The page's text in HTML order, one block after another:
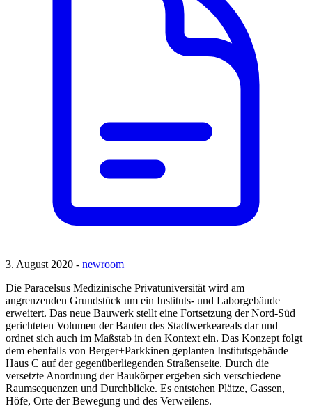
3. August 2020 - newroom
Die Paracelsus Medizinische Privatuniversität wird am
angrenzenden Grundstück um ein Instituts- und Laborgebäude
erweitert. Das neue Bauwerk stellt eine Fortsetzung der Nord-Süd
gerichteten Volumen der Bauten des Stadtwerkeareals dar und
ordnet sich auch im Maßstab in den Kontext ein. Das Konzept folgt
dem ebenfalls von Berger+Parkkinen geplanten Institutsgebäude
Haus C auf der gegenüberliegenden Straßenseite. Durch die
versetzte Anordnung der Baukörper ergeben sich verschiedene
Raumsequenzen und Durchblicke. Es entstehen Plätze, Gassen,
Höfe, Orte der Bewegung und des Verweilens.